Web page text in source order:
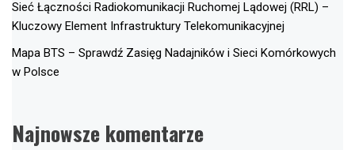
Sieć Łączności Radiokomunikacji Ruchomej Lądowej (RRL) –
Kluczowy Element Infrastruktury Telekomunikacyjnej
Mapa BTS – Sprawdź Zasięg Nadajników i Sieci Komórkowych
w Polsce
Najnowsze komentarze